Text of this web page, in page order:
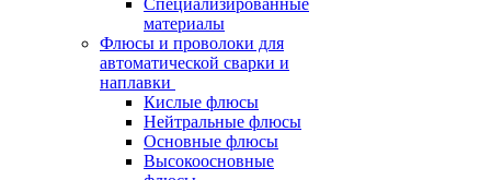
Специализированные
материалы
Флюсы и проволоки для
автоматической сварки и
наплавки
Кислые флюсы
Нейтральные флюсы
Основные флюсы
Высокоосновные